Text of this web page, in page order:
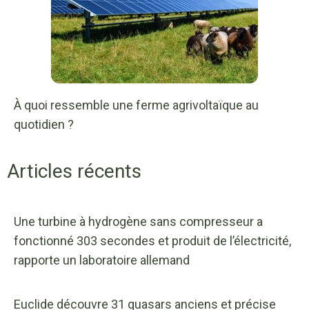
À quoi ressemble une ferme agrivoltaïque au
quotidien ?
Articles récents
Une turbine à hydrogène sans compresseur a
fonctionné 303 secondes et produit de l’électricité,
rapporte un laboratoire allemand
Euclide découvre 31 quasars anciens et précise